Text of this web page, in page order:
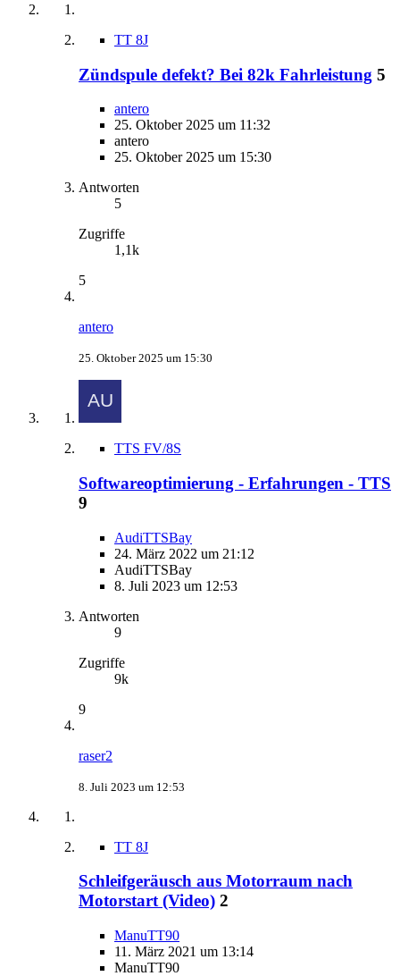
TT 8J
Zündspule defekt? Bei 82k Fahrleistung 5
antero
25. Oktober 2025 um 11:32
antero
25. Oktober 2025 um 15:30
Antworten
5
Zugriffe
1,1k
5
antero
25. Oktober 2025 um 15:30
TTS FV/8S
Softwareoptimierung - Erfahrungen - TTS
9
AudiTTSBay
24. März 2022 um 21:12
AudiTTSBay
8. Juli 2023 um 12:53
Antworten
9
Zugriffe
9k
9
raser2
8. Juli 2023 um 12:53
TT 8J
Schleifgeräusch aus Motorraum nach
Motorstart (Video) 2
ManuTT90
11. März 2021 um 13:14
ManuTT90